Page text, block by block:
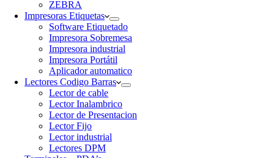
ZEBRA
Impresoras Etiquetas
Software Etiquetado
Impresora Sobremesa
Impresora industrial
Impresora Portátil
Aplicador automatico
Lectores Codigo Barras
Lector de cable
Lector Inalambrico
Lector de Presentacion
Lector Fijo
Lector industrial
Lectores DPM